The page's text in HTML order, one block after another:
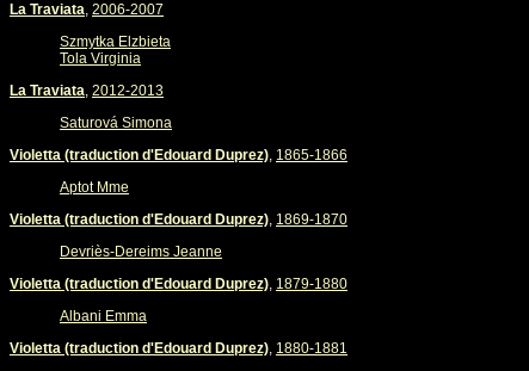
La Traviata, 2006-2007
Szmytka Elzbieta
Tola Virginia
La Traviata, 2012-2013
Saturová Simona
Violetta (traduction d'Edouard Duprez), 1865-1866
Aptot Mme
Violetta (traduction d'Edouard Duprez), 1869-1870
Devriès-Dereims Jeanne
Violetta (traduction d'Edouard Duprez), 1879-1880
Albani Emma
Violetta (traduction d'Edouard Duprez), 1880-1881